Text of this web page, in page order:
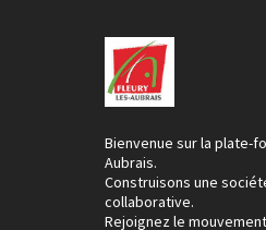
Bienvenue sur la plate-
Aubrais.
Construisons une
collaborative.
Rejoignez le